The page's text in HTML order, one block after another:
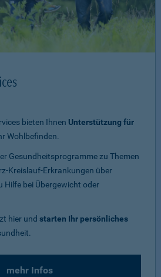
bieten Ihnen Unterstützung für
Wohlbefinden.
Gesundheitsprogramme zu Themen
Kreislauf-Erkrankungen über
Hilfe bei Übergewicht oder
hier und starten Ihr persönliches
mehr Infos